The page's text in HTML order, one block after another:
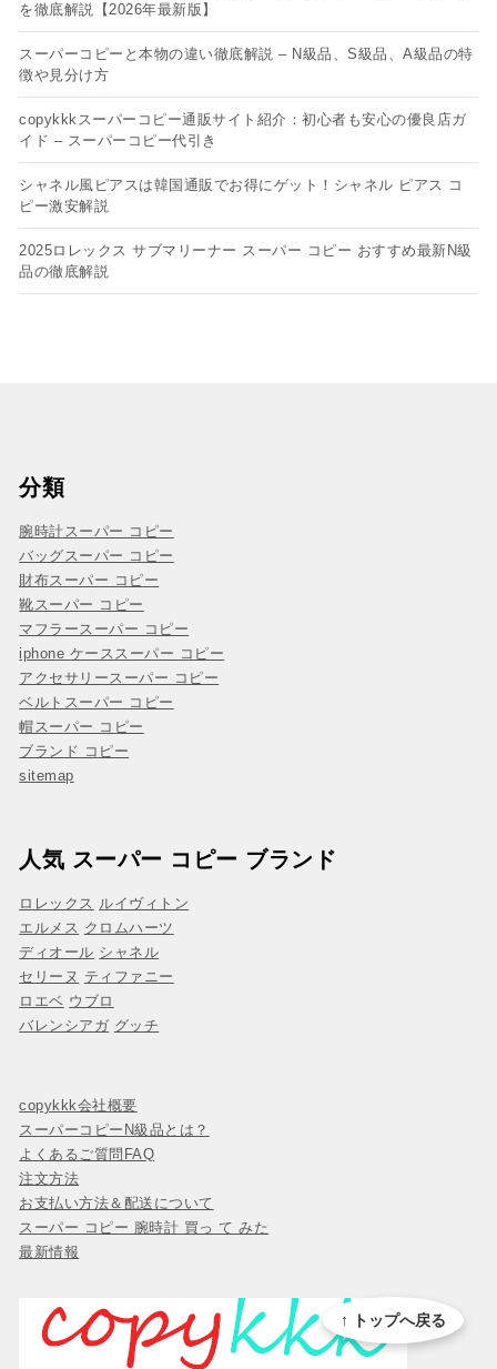
を徹底解説【2026年最新版】
スーパーコピーと本物の違い徹底解説 – N級品、S級品、A級品の特
徴や見分け方
copykkkスーパーコピー通販サイト紹介：初心者も安心の優良店ガ
イド – スーパーコピー代引き
シャネル風ピアスは韓国通販でお得にゲット！シャネル ピアス コ
ピー​激安解説
2025ロレックス サブマリーナー スーパー コピー おすすめ最新N級
品の徹底解説
分類
腕時計スーパー コピー
バッグスーパー コピー
財布スーパー コピー
靴スーパー コピー
マフラースーパー コピー
iphone ケーススーパー コピー
アクセサリースーパー コピー
ベルトスーパー コピー
帽スーパー コピー
ブランド コピー
sitemap
人気 スーパー コピー ブランド
ロレックス ルイヴィトン
エルメス クロムハーツ
ディオール シャネル
セリーヌ ティファニー
ロエベ ウブロ
バレンシアガ グッチ
copykkk会社概要
スーパーコピーN級品とは？
よくあるご質問FAQ
注文方法
お支払い方法＆配送について
スーパー コピー 腕時計 買っ て みた
最新情報
↑ トップへ戻る